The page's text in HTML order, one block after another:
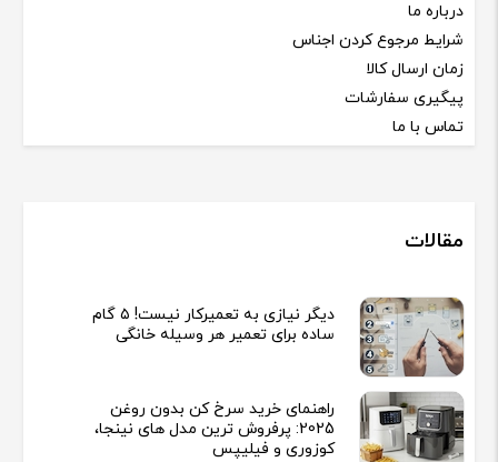
درباره ما
شرایط مرجوع کردن اجناس
زمان ارسال کالا
پیگیری سفارشات
تماس با ما
مقالات
دیگر نیازی به تعمیرکار نیست! ۵ گام
ساده برای تعمیر هر وسیله خانگی
راهنمای خرید سرخ کن بدون روغن
2025: پرفروش ترین مدل های نینجا،
کوزوری و فیلیپس